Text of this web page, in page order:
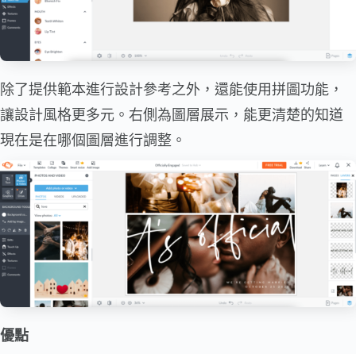
除了提供範本進行設計參考之外，還能使用拼圖功能，
讓設計風格更多元。右側為圖層展示，能更清楚的知道
現在是在哪個圖層進行調整。
優點